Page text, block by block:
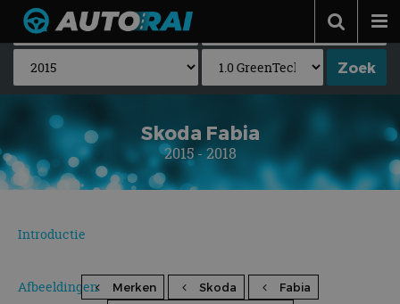
Autonieuws
Podcast
Autotests
Automerken
Adverteren
Contact
Skoda Fabia
2015 - 2018
Introductie
Afbeeldingen Merken Skoda
Fabia